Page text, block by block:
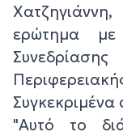
ερώτημα
Συγκεκριμένα
"Αυτό το